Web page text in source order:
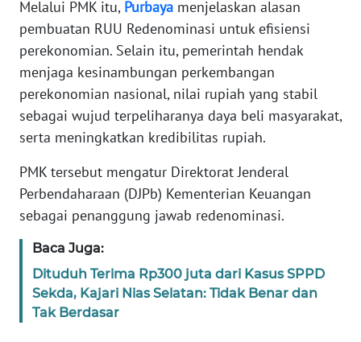
Melalui PMK itu, Purbaya menjelaskan alasan
pembuatan RUU Redenominasi untuk efisiensi
perekonomian. Selain itu, pemerintah hendak
menjaga kesinambungan perkembangan
perekonomian nasional, nilai rupiah yang stabil
sebagai wujud terpeliharanya daya beli masyarakat,
serta meningkatkan kredibilitas rupiah.
PMK tersebut mengatur Direktorat Jenderal
Perbendaharaan (DJPb) Kementerian Keuangan
sebagai penanggung jawab redenominasi.
Baca Juga:
Dituduh Terima Rp300 juta dari Kasus SPPD
Sekda, Kajari Nias Selatan: Tidak Benar dan
Tak Berdasar
NTT
WN
KEPRI
PAPUA
WN
BARAT
WN
WN
SERAMBI